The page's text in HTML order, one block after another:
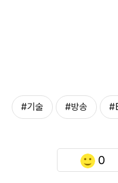
#기술 #방송
0